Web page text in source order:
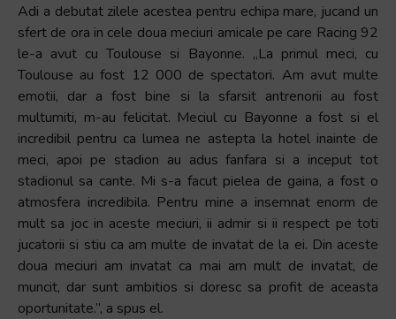
Adi a debutat zilele acestea pentru echipa mare, jucand un
sfert de ora in cele doua meciuri amicale pe care Racing 92
le-a avut cu Toulouse si Bayonne. „La primul meci, cu
Toulouse au fost 12 000 de spectatori. Am avut multe
emotii, dar a fost bine si la sfarsit antrenorii au fost
multumiti, m-au felicitat. Meciul cu Bayonne a fost si el
incredibil pentru ca lumea ne astepta la hotel inainte de
meci, apoi pe stadion au adus fanfara si a inceput tot
stadionul sa cante. Mi s-a facut pielea de gaina, a fost o
atmosfera incredibila. Pentru mine a insemnat enorm de
mult sa joc in aceste meciuri, ii admir si ii respect pe toti
jucatorii si stiu ca am multe de invatat de la ei. Din aceste
doua meciuri am invatat ca mai am mult de invatat, de
muncit, dar sunt ambitios si doresc sa profit de aceasta
oportunitate.”, a spus el.